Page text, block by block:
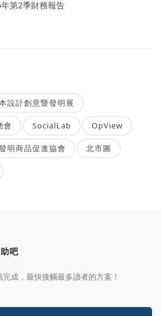
第2季財務報告
設計創意暨發明展
會 SocialLab OpView
明商品促進協會 北市圖
吧
成，最快接觸最多讀者的方案！